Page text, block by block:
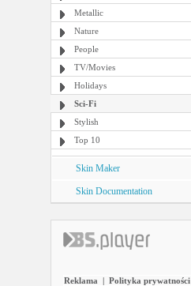
Metallic
Nature
People
TV/Movies
Holidays
Sci-Fi
Stylish
Top 10
Skin Maker
Skin Documentation
Reklama | Polityka prywatności